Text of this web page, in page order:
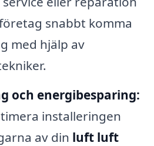
snabbt komma
med hjälp av
och energibesparing:
installeringen
av din luft luft